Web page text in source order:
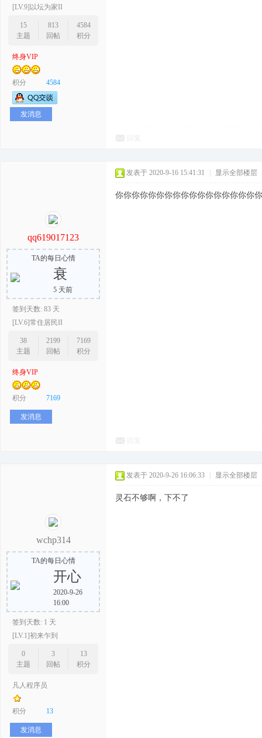
[LV.9]以坛为家II
15
主题
813
回帖
4584
积分
终身VIP
积分 4584
发消息
qq619017123
TA的每日心情
衰
5 天前
签到天数: 83 天
[LV.6]常住居民II
38
主题
2199
回帖
7169
积分
终身VIP
积分 7169
发消息
发表于 2020-9-16 15:41:31 显示全部楼层
你你你你你你你你你你你你你你你你你
wchp314
TA的每日心情
开心
2020-9-26
16:00
签到天数: 1 天
[LV.1]初来乍到
0
主题
3
回帖
13
积分
凡人程序员
积分 13
发消息
发表于 2020-9-26 16:06:33 显示全部楼层
灵石不够啊，下不了